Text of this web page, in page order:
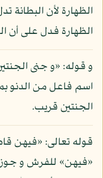
الظهارة لأن البطانة
الظهارة فدل على أن
و قوله: «و جنى
اسم فاعل من الدنو
الجنتين قريب.
قوله تعالى: «فيهن
«فيهن» للفرش و جوز